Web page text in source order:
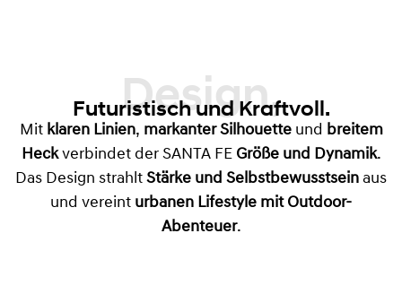
Design,
Futuristisch und Kraftvoll.
Mit klaren Linien, markanter Silhouetteund breitem
Heckverbindet der SANTA FE Größe und Dynamik.
Das Design strahlt Stärke und Selbstbewusstsein aus
und vereint urbanen Lifestyle mit Outdoor-
Abenteuer.